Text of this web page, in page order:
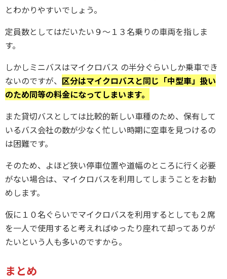
とわかりやすいでしょう。
定員数としてはだいたい９〜１３名乗りの車両を指しま
す。
しかしミニバスはマイクロバス の半分ぐらいしか乗車でき
ないのですが、 区分はマイクロバスと同じ「中型車」扱い
のため同等の料金になってしまいます。
また貸切バスとしては比較的新しい車種のため、保有して
いるバス会社の数が少なく忙しい時期に空車を見つけるの
は困難です。
そのため、よほど狭い停車位置や道幅のところに行く必要
がない場合は、マイクロバスを利用してしまうことをお勧
めします。
仮に１０名ぐらいでマイクロバスを利用するとしても２席
を一人で使用すると考えればゆったり座れて却ってありが
たいという人も多いのですから。
まとめ